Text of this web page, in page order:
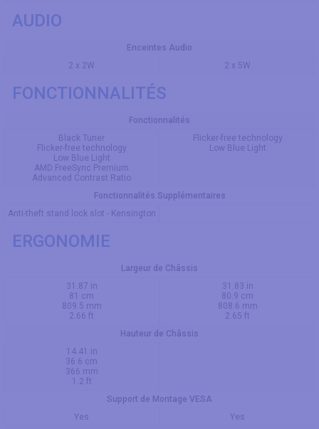
AUDIO
Enceintes Audio
2 x 2W
2 x 5W
FONCTIONNALITÉS
Fonctionnalités
Black Tuner
Flicker-free technology
Low Blue Light
AMD FreeSync Premium
Advanced Contrast Ratio
Flicker-free technology
Low Blue Light
Fonctionnalités Supplémentaires
Anti-theft stand lock slot - Kensington
ERGONOMIE
Largeur de Châssis
31.87 in
81 cm
809.5 mm
2.66 ft
31.83 in
80.9 cm
808.6 mm
2.65 ft
Hauteur de Châssis
14.41 in
36.6 cm
366 mm
1.2 ft
Support de Montage VESA
Yes
Yes